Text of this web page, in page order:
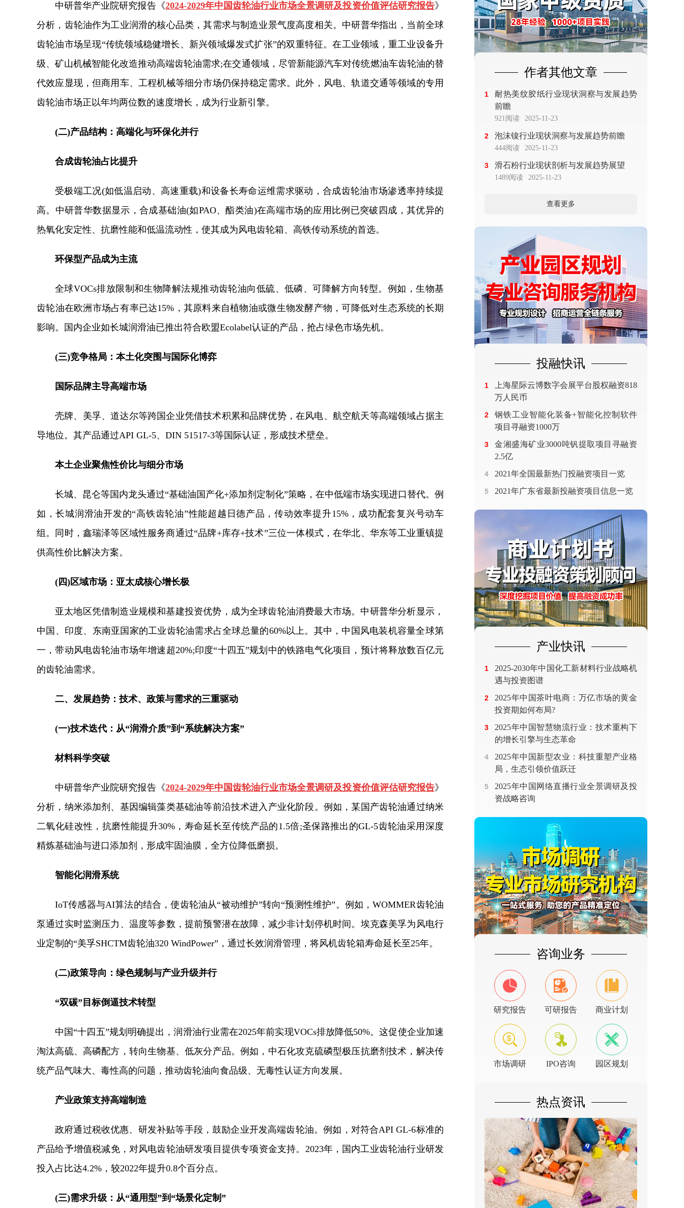
中研普华产业院研究报告《2024-2029年中国齿轮油行业市场全景调研及投资价值评估研究报告》
分析， 齿轮油作为工业润滑的核心品类，其需求与制造业景气度高度相关。中研普华指出，当前全球
齿轮油市场呈现“传统领域稳健增长、新兴领域爆发式扩张”的双重特征。在工业领域，重工业设备升
级、矿山机械智能化改造推动高端齿轮油需求;在交通领域，尽管新能源汽车对传统燃油车齿轮油的替
代效应显现，但商用车、工程机械等细分市场仍保持稳定需求。此外，风电、轨道交通等领域的专用
齿轮油市场正以年均两位数的速度增长，成为行业新引擎。
(二)产品结构：高端化与环保化并行
合成齿轮油占比提升
受极端工况(如低温启动、高速重载)和设备长寿命运维需求驱动，合成齿轮油市场渗透率持续提
高。中研普华数据显示，合成基础油(如PAO、酯类油)在高端市场的应用比例已突破四成，其优异的
热氧化安定性、抗磨性能和低温流动性，使其成为风电齿轮箱、高铁传动系统的首选。
环保型产品成为主流
全球VOCs排放限制和生物降解法规推动齿轮油向低硫、低磷、可降解方向转型。例如，生物基
齿轮油在欧洲市场占有率已达15%，其原料来自植物油或微生物发酵产物，可降低对生态系统的长期
影响。国内企业如长城润滑油已推出符合欧盟Ecolabel认证的产品，抢占绿色市场先机。
(三)竞争格局：本土化突围与国际化博弈
国际品牌主导高端市场
壳牌、美孚、道达尔等跨国企业凭借技术积累和品牌优势，在风电、航空航天等高端领域占据主
导地位。其产品通过API GL-5、DIN 51517-3等国际认证，形成技术壁垒。
本土企业聚焦性价比与细分市场
长城、昆仑等国内龙头通过“基础油国产化+添加剂定制化”策略，在中低端市场实现进口替代。例
如，长城润滑油开发的“高铁齿轮油”性能超越日德产品，传动效率提升15%，成功配套复兴号动车
组。同时，鑫瑞泽等区域性服务商通过“品牌+库存+技术”三位一体模式，在华北、华东等工业重镇提
供高性价比解决方案。
(四)区域市场：亚太成核心增长极
亚太地区凭借制造业规模和基建投资优势，成为全球齿轮油消费最大市场。中研普华分析显示，
中国、印度、东南亚国家的工业齿轮油需求占全球总量的60%以上。其中，中国风电装机容量全球第
一，带动风电齿轮油市场年增速超20%;印度“十四五”规划中的铁路电气化项目，预计将释放数百亿元
的齿轮油需求。
二、发展趋势：技术、政策与需求的三重驱动
(一)技术迭代：从“润滑介质”到“系统解决方案”
材料科学突破
中研普华产业院研究报告《2024-2029年中国齿轮油行业市场全景调研及投资价值评估研究报告》
分析， 纳米添加剂、基因编辑藻类基础油等前沿技术进入产业化阶段。例如，某国产齿轮油通过纳米
二氧化硅改性，抗磨性能提升30%，寿命延长至传统产品的1.5倍;圣保路推出的GL-5齿轮油采用深度
精炼基础油与进口添加剂，形成牢固油膜，全方位降低磨损。
智能化润滑系统
IoT传感器与AI算法的结合，使齿轮油从“被动维护”转向“预测性维护”。例如，WOMMER齿轮油
泵通过实时监测压力、温度等参数，提前预警潜在故障，减少非计划停机时间。埃克森美孚为风电行
业定制的“美孚SHCTM齿轮油320 WindPower”，通过长效润滑管理，将风机齿轮箱寿命延长至25年。
(二)政策导向：绿色规制与产业升级并行
“双碳”目标倒逼技术转型
中国“十四五”规划明确提出，润滑油行业需在2025年前实现VOCs排放降低50%。这促使企业加速
淘汰高硫、高磷配方，转向生物基、低灰分产品。例如，中石化攻克硫磷型极压抗磨剂技术，解决传
统产品气味大、毒性高的问题，推动齿轮油向食品级、无毒性认证方向发展。
产业政策支持高端制造
政府通过税收优惠、研发补贴等手段，鼓励企业开发高端齿轮油。例如，对符合API GL-6标准的
产品给予增值税减免，对风电齿轮油研发项目提供专项资金支持。2023年，国内工业齿轮油行业研发
投入占比达4.2%，较2022年提升0.8个百分点。
(三)需求升级：从“通用型”到“场景化定制”
作者其他文章
1
耐热美纹胶纸行业现状洞察与发展趋势
前瞻
921阅读 2025-11-23
2 泡沫镍行业现状洞察与发展趋势前瞻
444阅读 2025-11-23
3 滑石粉行业现状剖析与发展趋势展望
1489阅读 2025-11-23
查看更多
投融快讯
1
上海星际云博数字会展平台股权融资818
万人民币
2
钢铁工业智能化装备+智能化控制软件
项目寻融资1000万
3
金湘盛海矿业3000吨钒提取项目寻融资
2.5亿
4 2021年全国最新热门投融资项目一览
5 2021年广东省最新投融资项目信息一览
产业快讯
1
2025-2030年中国化工新材料行业战略机
遇与投资图谱
2
2025年中国茶叶电商：万亿市场的黄金
投资期如何布局?
3
2025年中国智慧物流行业：技术重构下
的增长引擎与生态革命
4
2025年中国新型农业：科技重塑产业格
局，生态引领价值跃迁
5
2025年中国网络直播行业全景调研及投
资战略咨询
咨询业务
研究报告 可研报告 商业计划
市场调研 IPO咨询 园区规划
热点资讯